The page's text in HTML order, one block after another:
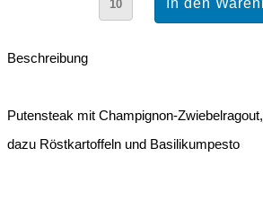
Beschreibung
Putensteak mit Champignon-Zwiebelragout,
dazu Röstkartoffeln und Basilikumpesto